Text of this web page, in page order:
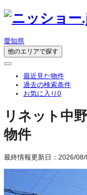
愛知県
他のエリアで探す
最近見た物件
過去の検索条件
お気に入り0
リネット中野
物件
最終情報更新日：2026/08/